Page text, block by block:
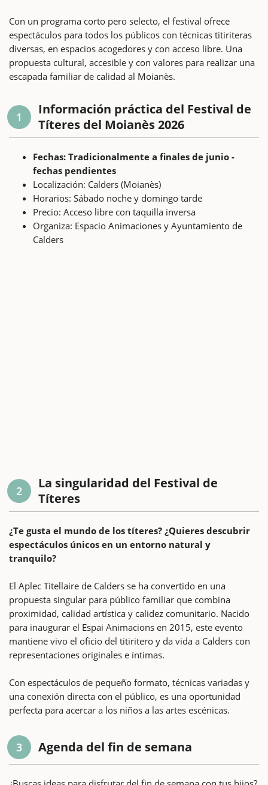
Con un programa corto pero selecto, el festival ofrece
espectáculos para todos los públicos con técnicas titiriteras
diversas, en espacios acogedores y con acceso libre. Una
propuesta cultural, accesible y con valores para realizar una
escapada familiar de calidad al Moianès.
1
Información práctica del Festival de
Títeres del Moianès 2026
Fechas: Tradicionalmente a finales de junio -
fechas pendientes
Localización: Calders (Moianès)
Horarios: Sábado noche y domingo tarde
Precio: Acceso libre con taquilla inversa
Organiza: Espacio Animaciones y Ayuntamiento de
Calders
2
La singularidad del Festival de
Títeres
¿Te gusta el mundo de los títeres? ¿Quieres descubrir
espectáculos únicos en un entorno natural y
tranquilo?
El Aplec Titellaire de Calders se ha convertido en una
propuesta singular para público familiar que combina
proximidad, calidad artística y calidez comunitario. Nacido
para inaugurar el Espai Animacions en 2015, este evento
mantiene vivo el oficio del titiritero y da vida a Calders con
representaciones originales e íntimas.
Con espectáculos de pequeño formato, técnicas variadas y
una conexión directa con el público, es una oportunidad
perfecta para acercar a los niños a las artes escénicas.
3 Agenda del fin de semana